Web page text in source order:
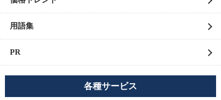
用語集
PR
各種サービス